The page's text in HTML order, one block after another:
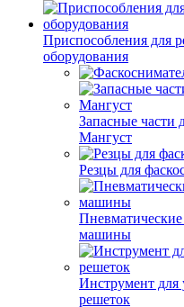
Приспособления для
оборудования
Запасные части
Мангуст
Резцы для
машины
Инструмент для
решеток